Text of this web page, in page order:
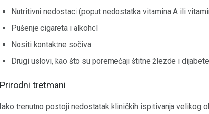
Nutritivni nedostaci (poput nedostatka vitamina A ili
Pušenje cigareta i alkohol
Nositi kontaktne sočiva
Drugi uslovi, kao što su poremećaji štitne žlezde i
Prirodni tretmani
Iako trenutno postoji nedostatak kliničkih ispitivanja velikog